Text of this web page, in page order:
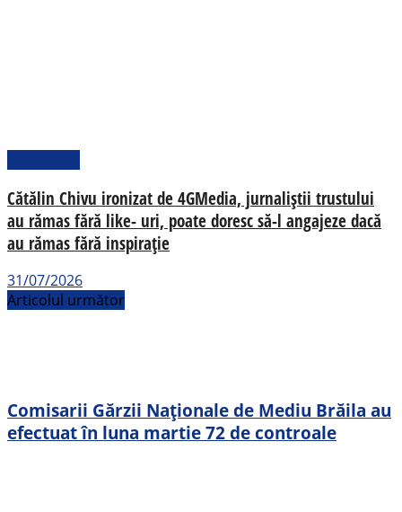
Cătălin Chivu ironizat de 4GMedia, jurnaliștii trustului
au rămas fără like- uri, poate doresc să-l angajeze dacă
au rămas fără inspirație
31/07/2026
Articolul următor
Comisarii Gărzii Naționale de Mediu Brăila au
efectuat în luna martie 72 de controale